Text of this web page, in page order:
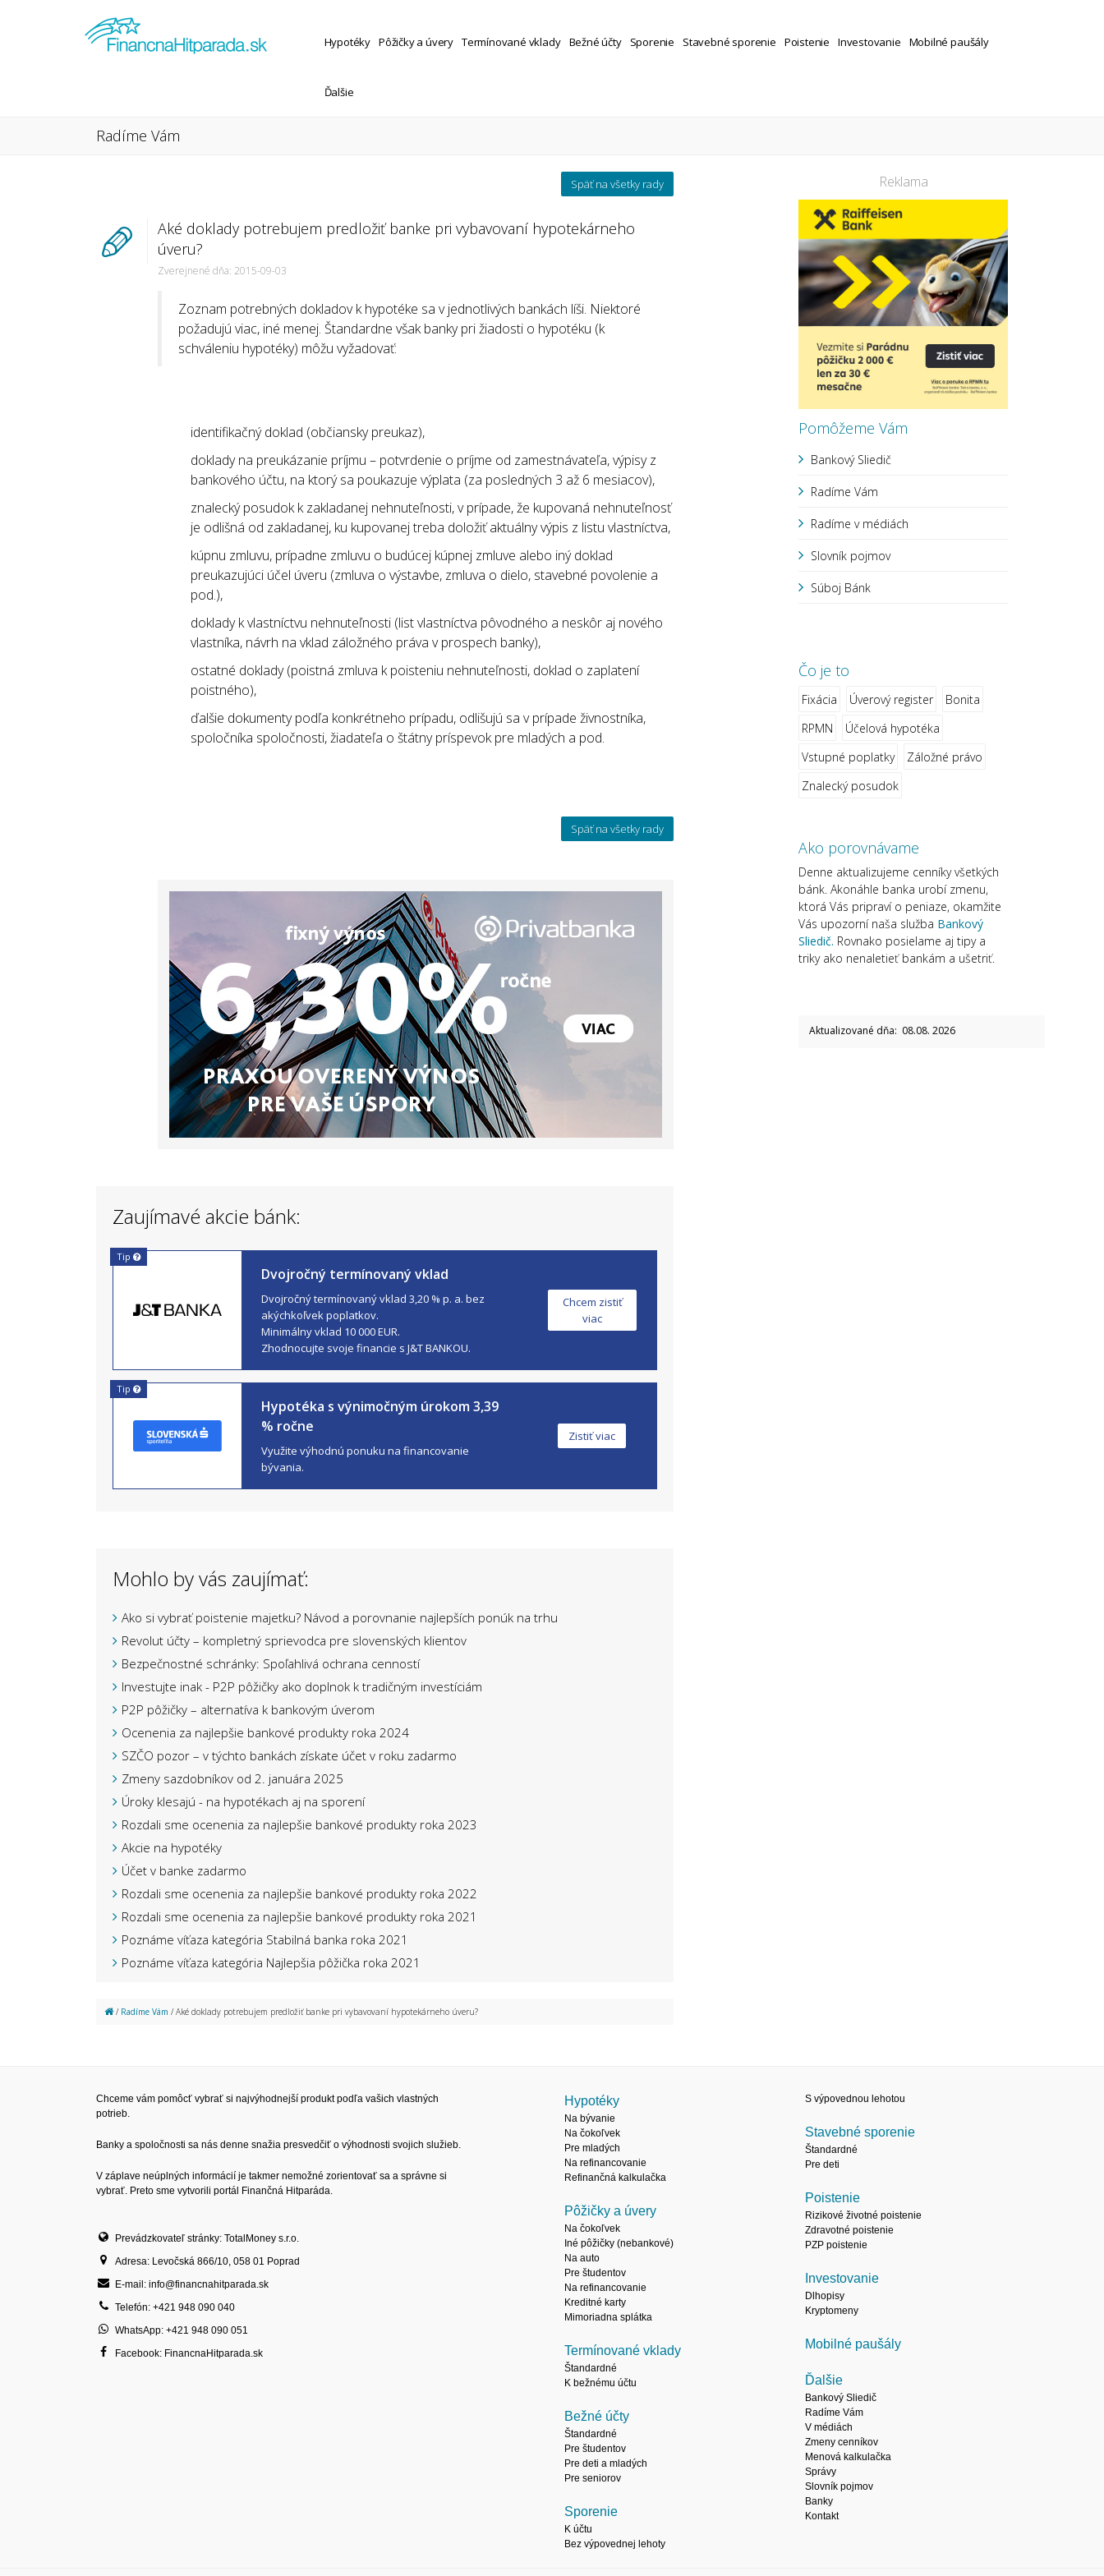
Hypotéky Pôžičky a úvery Termínované vklady Bežné účty Sporenie Stavebné sporenie Poistenie Investovanie Mobilné paušály
Ďalšie
Radíme Vám
Späť na všetky rady
Aké doklady potrebujem predložiť banke pri vybavovaní hypotekárneho
úveru?
Zverejnené dňa: 2015-09-03
Zoznam potrebných dokladov k hypotéke sa v jednotlivých bankách líši. Niektoré
požadujú viac, iné menej. Štandardne však banky pri žiadosti o hypotéku (k
schváleniu hypotéky) môžu vyžadovať:
identifikačný doklad (občiansky preukaz),
doklady na preukázanie príjmu – potvrdenie o príjme od zamestnávateľa, výpisy z
bankového účtu, na ktorý sa poukazuje výplata (za posledných 3 až 6 mesiacov),
znalecký posudok k zakladanej nehnuteľnosti, v prípade, že kupovaná nehnuteľnosť
je odlišná od zakladanej, ku kupovanej treba doložiť aktuálny výpis z listu vlastníctva,
kúpnu zmluvu, prípadne zmluvu o budúcej kúpnej zmluve alebo iný doklad
preukazujúci účel úveru (zmluva o výstavbe, zmluva o dielo, stavebné povolenie a
pod.),
doklady k vlastníctvu nehnuteľnosti (list vlastníctva pôvodného a neskôr aj nového
vlastníka, návrh na vklad záložného práva v prospech banky),
ostatné doklady (poistná zmluva k poisteniu nehnuteľnosti, doklad o zaplatení
poistného),
ďalšie dokumenty podľa konkrétneho prípadu, odlišujú sa v prípade živnostníka,
spoločníka spoločnosti, žiadateľa o štátny príspevok pre mladých a pod.
Späť na všetky rady
Zaujímavé akcie bánk:
Tip
Dvojročný termínovaný vklad
Dvojročný termínovaný vklad 3,20 % p. a. bez
akýchkoľvek poplatkov.
Minimálny vklad 10 000 EUR.
Zhodnocujte svoje financie s J&T BANKOU.
Chcem zistiť
viac
Tip
Hypotéka s výnimočným úrokom 3,39
% ročne
Využite výhodnú ponuku na financovanie
bývania.
Zistiť viac
Mohlo by vás zaujímať:
Ako si vybrať poistenie majetku? Návod a porovnanie najlepších ponúk na trhu
Revolut účty – kompletný sprievodca pre slovenských klientov
Bezpečnostné schránky: Spoľahlivá ochrana cenností
Investujte inak - P2P pôžičky ako doplnok k tradičným investíciám
P2P pôžičky – alternatíva k bankovým úverom
Ocenenia za najlepšie bankové produkty roka 2024
SZČO pozor – v týchto bankách získate účet v roku zadarmo
Zmeny sazdobníkov od 2. januára 2025
Úroky klesajú - na hypotékach aj na sporení
Rozdali sme ocenenia za najlepšie bankové produkty roka 2023
Akcie na hypotéky
Účet v banke zadarmo
Rozdali sme ocenenia za najlepšie bankové produkty roka 2022
Rozdali sme ocenenia za najlepšie bankové produkty roka 2021
Poznáme víťaza kategória Stabilná banka roka 2021
Poznáme víťaza kategória Najlepšia pôžička roka 2021
/ Radíme Vám / Aké doklady potrebujem predložiť banke pri vybavovaní hypotekárneho úveru?
Reklama
Pomôžeme Vám
Bankový Sliedič
Radíme Vám
Radíme v médiách
Slovník pojmov
Súboj Bánk
Čo je to
Fixácia Úverový register
Bonita
RPMN
Účelová hypotéka
Vstupné poplatky
Záložné právo
Znalecký posudok
Ako porovnávame
Denne aktualizujeme cenníky všetkých
bánk. Akonáhle banka urobí zmenu,
ktorá Vás pripraví o peniaze, okamžite
Vás upozorní naša služba Bankový
Sliedič. Rovnako posielame aj tipy a
triky ako nenaletieť bankám a ušetriť.
Aktualizované dňa: 08.08. 2026
Chceme vám pomôcť vybrať si najvýhodnejší produkt podľa vašich vlastných
potrieb.
Banky a spoločnosti sa nás denne snažia presvedčiť o výhodnosti svojich služieb.
V záplave neúplných informácií je takmer nemožné zorientovať sa a správne si
vybrať. Preto sme vytvorili portál Finančná Hitparáda.
Prevádzkovateľ stránky: TotalMoney s.r.o.
Adresa: Levočská 866/10, 058 01 Poprad
E-mail: info@financnahitparada.sk
Telefón: +421 948 090 040
WhatsApp: +421 948 090 051
Facebook: FinancnaHitparada.sk
Hypotéky
Na bývanie
Na čokoľvek
Pre mladých
Na refinancovanie
Refinančná kalkulačka
Pôžičky a úvery
Na čokoľvek
Iné pôžičky (nebankové)
Na auto
Pre študentov
Na refinancovanie
Kreditné karty
Mimoriadna splátka
Termínované vklady
Štandardné
K bežnému účtu
Bežné účty
Štandardné
Pre študentov
Pre deti a mladých
Pre seniorov
Sporenie
K účtu
Bez výpovednej lehoty
S výpovednou lehotou
Stavebné sporenie
Štandardné
Pre deti
Poistenie
Rizikové životné poistenie
Zdravotné poistenie
PZP poistenie
Investovanie
Dlhopisy
Kryptomeny
Mobilné paušály
Ďalšie
Bankový Sliedič
Radíme Vám
V médiách
Zmeny cenníkov
Menová kalkulačka
Správy
Slovník pojmov
Banky
Kontakt